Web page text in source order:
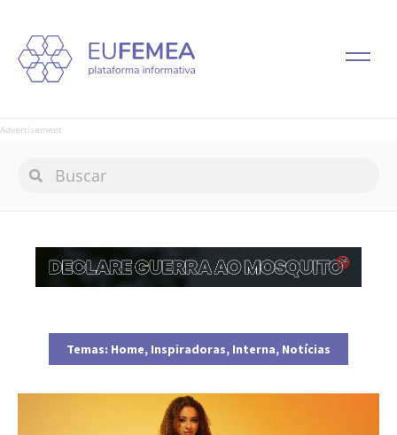
Advertisement
Temas: Home, Inspiradoras, Interna, Notícias